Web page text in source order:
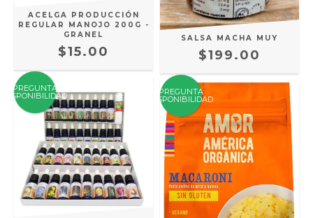
ACELGA PRODUCCIÓN
REGULAR MANOJO 200G -
GRANEL
$15.00
SALSA MACHA MUY
$199.00
PREGUNTA
DISPONIBILIDAD PREGUNTA
DISPONIBILIDAD